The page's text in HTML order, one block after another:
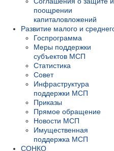
поощрении
капиталовложений
Развитие малого и
Госпрограмма
Меры поддержки
субъектов МСП
Статистика
Совет
Инфраструктура
поддержки МСП
Приказы
Прямое обращение
Новости МСП
Имущественная
поддержка МСП
СОНКО